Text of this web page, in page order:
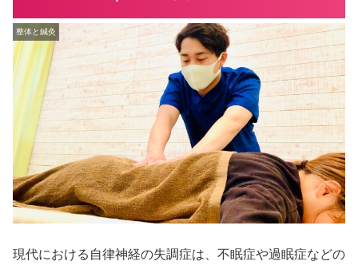
整体と鍼灸
現代における自律神経の失調症は、不眠症や過眠症などの